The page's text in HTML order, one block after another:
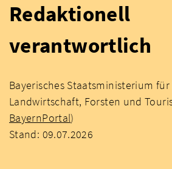
Redaktionell
verantwortlich
Bayerisches Staatsministerium
Landwirtschaft, Forsten und
BayernPortal)
Stand: 09.07.2026